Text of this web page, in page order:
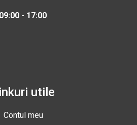
- 17:00
utile
Contul meu